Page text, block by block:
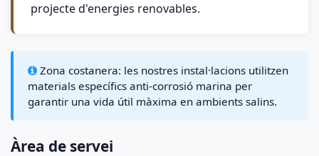
projecte d'energies renovables.
Zona costanera: les nostres instal·lacions utilitzen
materials específics anti-corrosió marina per
garantir una vida útil màxima en ambients salins.
Àrea de servei